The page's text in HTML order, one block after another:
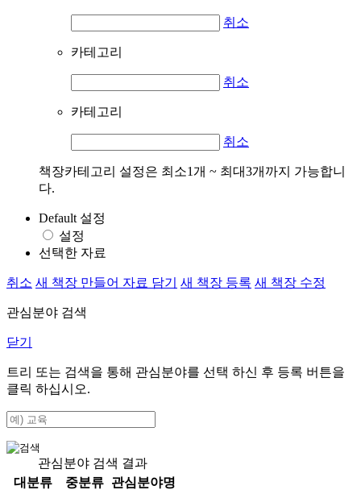
취소
카테고리
취소
카테고리
취소
책장카테고리 설정은 최소1개 ~ 최대3개까지 가능합니
다.
Default 설정
설정
선택한 자료
취소 새 책장 만들어 자료 담기 새 책장 등록 새 책장 수정
관심분야 검색
닫기
트리 또는 검색을 통해 관심분야를 선택 하신 후 등록 버튼을
클릭 하십시오.
관심분야 검색 결과
대분류
중분류
관심분야명